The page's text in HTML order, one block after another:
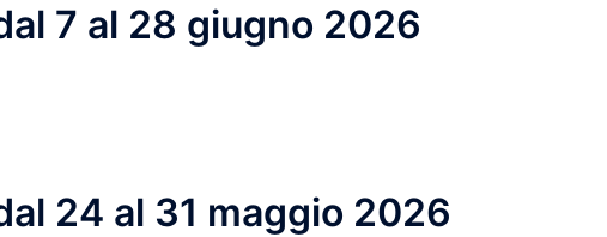
7 al 28 giugno 2026
24 al 31 maggio 2026